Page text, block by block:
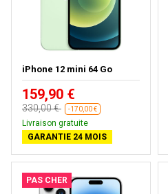
iPhone 12 mini 64 Go
159,90 €
330,00 € -170,00 €
Livraison gratuite
GARANTIE 24 MOIS
PAS CHER